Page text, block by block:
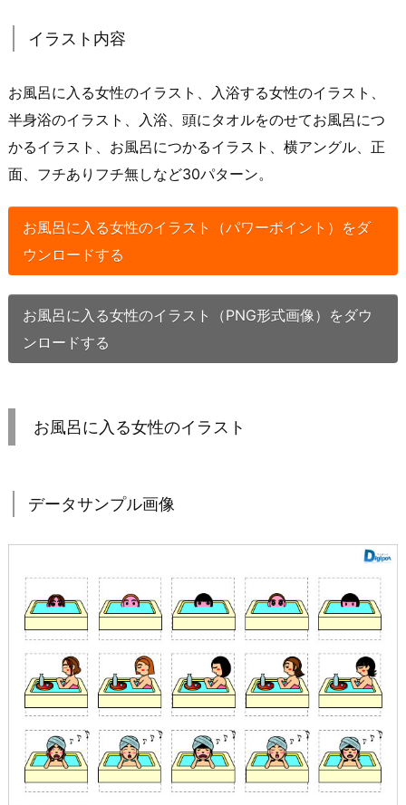
イラスト内容
お風呂に入る女性のイラスト、入浴する女性のイラスト、
半身浴のイラスト、入浴、頭にタオルをのせてお風呂につ
かるイラスト、お風呂につかるイラスト、横アングル、正
面、フチありフチ無しなど30パターン。
お風呂に入る女性のイラスト（パワーポイント）をダ
ウンロードする
お風呂に入る女性のイラスト（PNG形式画像）をダウ
ンロードする
お風呂に入る女性のイラスト
データサンプル画像